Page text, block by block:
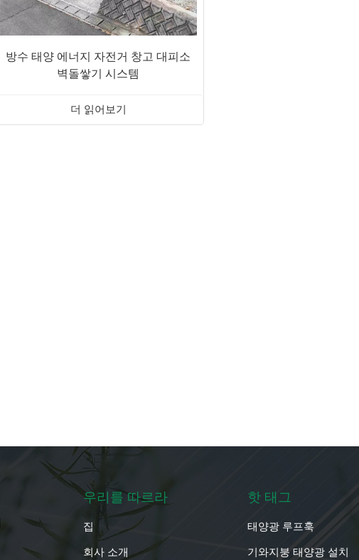
방수 태양 에너지 자전거 창고 대피소
벽돌쌓기 시스템
더 읽어보기
우리를 따르라
집
회사 소개
핫 태그
태양광 루프훅
기와지붕 태양광 설치